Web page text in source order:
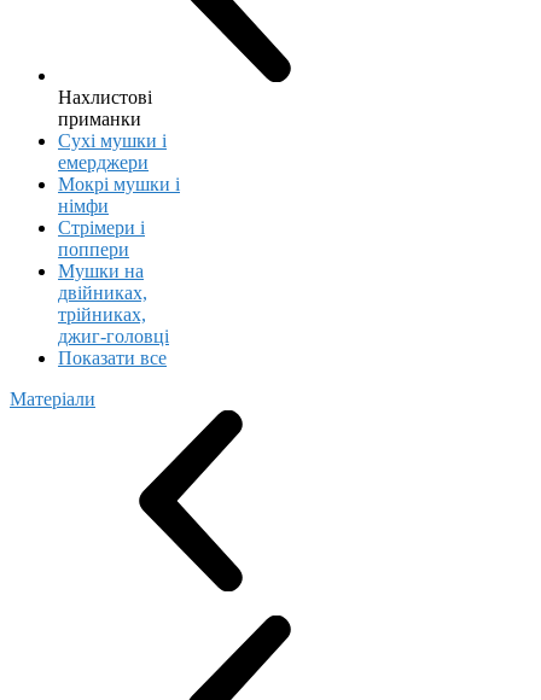
Нахлистові
приманки
Сухі мушки і
емерджери
Мокрі мушки і
німфи
Стрімери і
поппери
Мушки на
двійниках,
трійниках,
джиг-головці
Показати все
Матеріали